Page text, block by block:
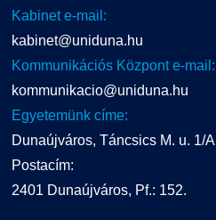
Kabinet e-mail:
kabinet@uniduna.hu
Kommunikációs Központ e-mail:
kommunikacio@uniduna.hu
Egyetemünk címe:
Dunaújváros, Táncsics M. u. 1/A
Postacím:
2401 Dunaújváros, Pf.: 152.